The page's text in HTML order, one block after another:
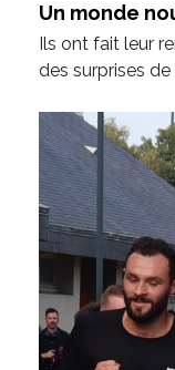
Un monde
Ils ont fait leur
des surprises de